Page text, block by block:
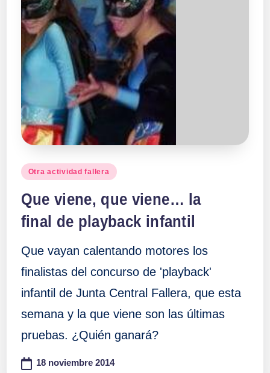
Publicado
Otra actividad fallera
Que viene, que viene… la
final de playback infantil
Que vayan calentando motores los
finalistas del concurso de 'playback'
infantil de Junta Central Fallera, que esta
semana y la que viene son las últimas
pruebas. ¿Quién ganará?
18 noviembre 2014